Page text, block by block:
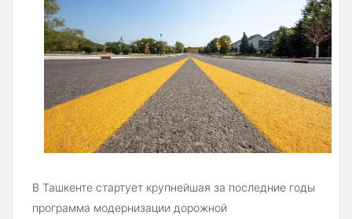
В Ташкенте стартует крупнейшая за последние годы
программа модернизации дорожной